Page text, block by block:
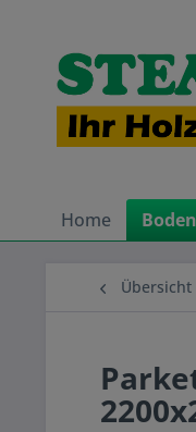
Home
Übersicht